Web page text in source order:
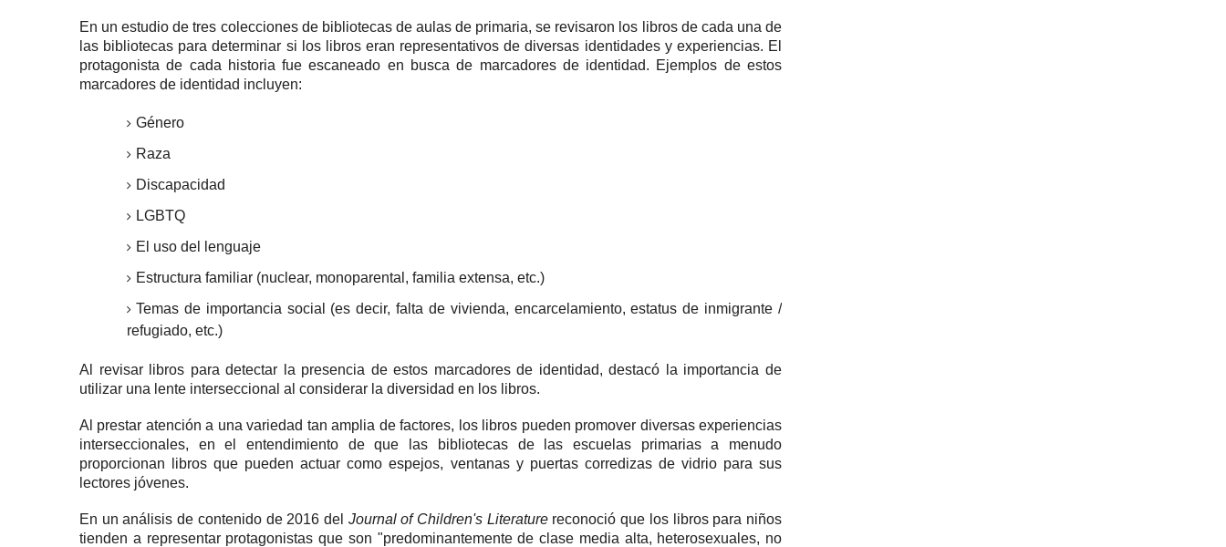
En un estudio de tres colecciones de bibliotecas de aulas de primaria, se revisaron los libros de cada una de
las bibliotecas para determinar si los libros eran representativos de diversas identidades y experiencias. El
protagonista de cada historia fue escaneado en busca de marcadores de identidad. Ejemplos de estos
marcadores de identidad incluyen:
Género
Raza
Discapacidad
LGBTQ
El uso del lenguaje
Estructura familiar (nuclear, monoparental, familia extensa, etc.)
Temas de importancia social (es decir, falta de vivienda, encarcelamiento, estatus de inmigrante /
refugiado, etc.)
Al revisar libros para detectar la presencia de estos marcadores de identidad, destacó la importancia de
utilizar una lente interseccional al considerar la diversidad en los libros.
Al prestar atención a una variedad tan amplia de factores, los libros pueden promover diversas experiencias
interseccionales, en el entendimiento de que las bibliotecas de las escuelas primarias a menudo
proporcionan libros que pueden actuar como espejos, ventanas y puertas corredizas de vidrio para sus
lectores jóvenes.
En un análisis de contenido de 2016 del Journal of Children's Literaturereconoció que los libros para niños
tienden a representar protagonistas que son "predominantemente de clase media alta, heterosexuales, no